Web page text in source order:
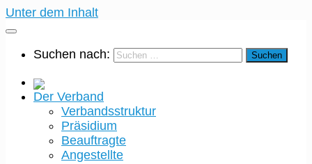
Unter dem Inhalt
Suchen nach:
Der Verband
Verbandsstruktur
Präsidium
Beauftragte
Angestellte